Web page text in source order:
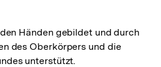
Händen gebildet und durch
des Oberkörpers und die
unterstützt.